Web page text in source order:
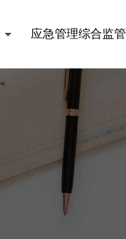
应急管理综合监管